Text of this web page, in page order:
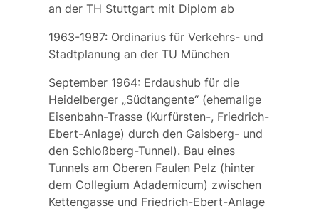
an der TH Stuttgart mit Diplom ab
1963-1987: Ordinarius für Verkehrs- und
Stadtplanung an der TU München
September 1964: Erdaushub für die
Heidelberger „Südtangente“ (ehemalige
Eisenbahn-Trasse (Kurfürsten-, Friedrich-
Ebert-Anlage) durch den Gaisberg- und
den Schloßberg-Tunnel). Bau eines
Tunnels am Oberen Faulen Pelz (hinter
dem Collegium Adademicum) zwischen
Kettengasse und Friedrich-Ebert-Anlage